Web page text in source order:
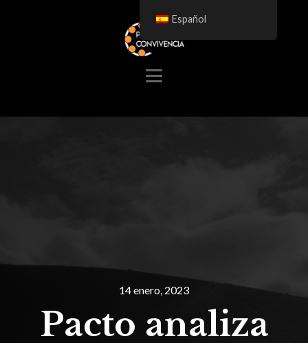
14 enero, 2023
Pacto analiza
Español